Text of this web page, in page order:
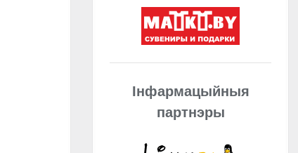
Інфармацыйныя
партнэры